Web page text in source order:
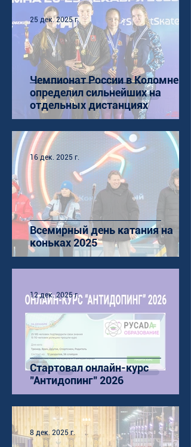
Чемпионат России в Коломне
определил сильнейших на
отдельных дистанциях
25 дек. 2025 г.
Всемирный день катания на
коньках 2025
16 дек. 2025 г.
Стартовал онлайн-курс
"Антидопинг" 2026
12 дек. 2025 г.
8 дек. 2025 г.